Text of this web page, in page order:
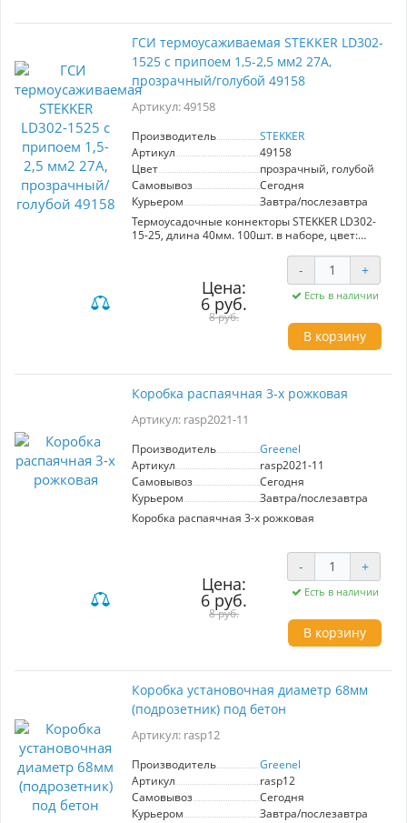
ГСИ термоусаживаемая STEKKER LD302-
1525 с припоем 1,5-2,5 мм2 27A,
прозрачный/голубой 49158
Артикул: 49158
Производитель
STEKKER
Артикул
49158
Цвет
прозрачный, голубой
Самовывоз
Сегодня
Курьером
Завтра/послезавтра
Термоусадочные коннекторы STEKKER LD302-
15-25, длина 40мм. 100шт. в наборе, цвет:
диапазон рабочих температур -10..+35°C,
температура усадки +85..+125°C, номинальный
ток 27А, для проводов сечением мм2.
Цена:
6 руб.
8 руб.
- +
Есть в наличии
В корзину
Коробка распаячная 3-х рожковая
Артикул: rasp2021-11
Производитель
Greenel
Артикул
rasp2021-11
Самовывоз
Сегодня
Курьером
Завтра/послезавтра
Коробка распаячная 3-х рожковая
Цена:
6 руб.
8 руб.
- +
Есть в наличии
В корзину
Коробка установочная диаметр 68мм
(подрозетник) под бетон
Артикул: rasp12
Производитель
Greenel
Артикул
rasp12
Самовывоз
Сегодня
Курьером
Завтра/послезавтра